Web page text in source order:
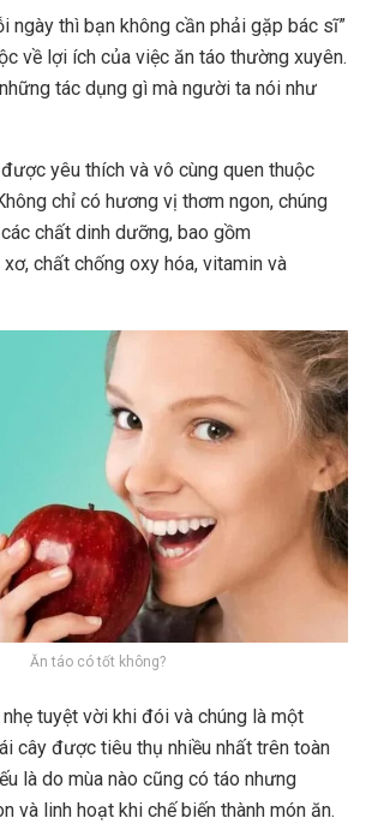
ngày thì bạn không cần phải gặp bác sĩ”
về lợi ích của việc ăn táo thường xuyên.
tác dụng gì mà người ta nói như
yêu thích và vô cùng quen thuộc
chỉ có hương vị thơm ngon, chúng
chất dinh dưỡng, bao gồm
chất chống oxy hóa, vitamin và
Ăn táo có tốt không?
tuyệt vời khi đói và chúng là một
cây được tiêu thụ nhiều nhất trên toàn
là do mùa nào cũng có táo nhưng
và linh hoạt khi chế biến thành món ăn.